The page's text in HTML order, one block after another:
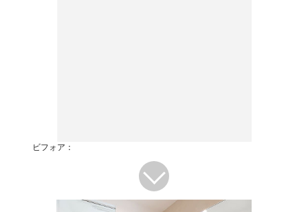
ビフォア：